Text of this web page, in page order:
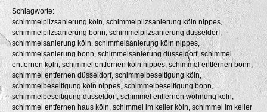
Schlagworte:
schimmelpilzsanierung köln, schimmelpilzsanierung köln nippes,
schimmelpilzsanierung bonn, schimmelpilzsanierung düsseldorf,
schimmelsanierung köln, schimmelsanierung köln nippes,
schimmelsanierung bonn, schimmelsanierung düsseldorf, schimmel
entfernen köln, schimmel entfernen köln nippes, schimmel entfernen bonn,
schimmel entfernen düsseldorf, schimmelbeseitigung köln,
schimmelbeseitigung köln nippes, schimmelbeseitigung bonn,
schimmelbeseitigung düsseldorf, schimmel entfernen wohnung köln,
schimmel entfernen haus köln, schimmel im keller köln, schimmel im keller